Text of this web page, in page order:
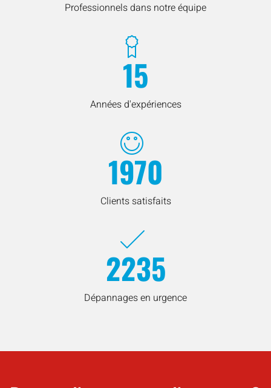
Professionnels dans notre équipe
15
Années d'expériences
1970
Clients satisfaits
2235
Dépannages en urgence